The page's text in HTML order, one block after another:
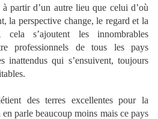
partir d’un autre lieu que celui d’où
la perspective change, le regard et la
cela s’ajoutent les innombrables
professionnels de tous les pays
inattendus qui s’ensuivent, toujours
des terres excellentes pour la
parle beaucoup moins mais ce pays